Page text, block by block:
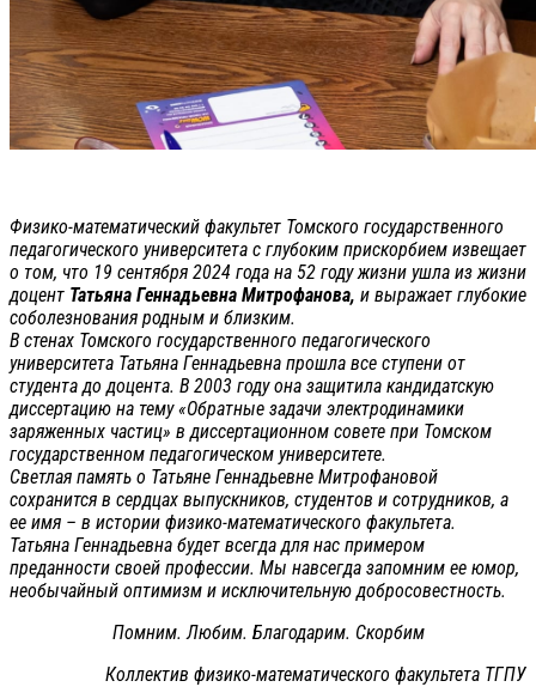
Физико-математический факультет Томского государственного
педагогического университета с глубоким прискорбием извещает
о том, что 19 сентября 2024 года на 52 году жизни ушла из жизни
доцент Татьяна Геннадьевна Митрофанова, и выражает глубокие
соболезнования родным и близким.
В стенах Томского государственного педагогического
университета Татьяна Геннадьевна прошла все ступени от
студента до доцента. В 2003 году она защитила кандидатскую
диссертацию на тему «Обратные задачи электродинамики
заряженных частиц» в диссертационном совете при Томском
государственном педагогическом университете.
Светлая память о Татьяне Геннадьевне Митрофановой
сохранится в сердцах выпускников, студентов и сотрудников, а
ее имя – в истории физико-математического факультета.
Татьяна Геннадьевна будет всегда для нас примером
преданности своей профессии. Мы навсегда запомним ее юмор,
необычайный оптимизм и исключительную добросовестность.
Помним. Любим. Благодарим. Скорбим
Коллектив физико-математического факультета ТГПУ